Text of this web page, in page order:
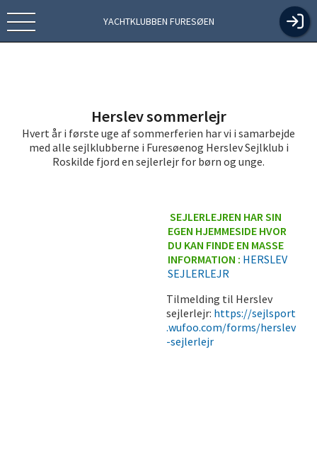
YACHTKLUBBEN FURESØEN
Herslev sommerlejr
Hvert år i første uge af sommerferien har vi i samarbejde
med alle sejlklubberne i Furesøenog Herslev Sejlklub i
Roskilde fjord en sejlerlejr for børn og unge.
SEJLERLEJREN HAR SIN
EGEN HJEMMESIDE HVOR
DU KAN FINDE EN MASSE
INFORMATION : HERSLEV
SEJLERLEJR
Tilmelding til Herslev
sejlerlejr: https://sejlsport
.wufoo.com/forms/herslev
-sejlerlejr